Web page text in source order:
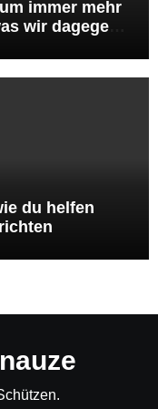
immer mehr
wir dagegen
du helfen